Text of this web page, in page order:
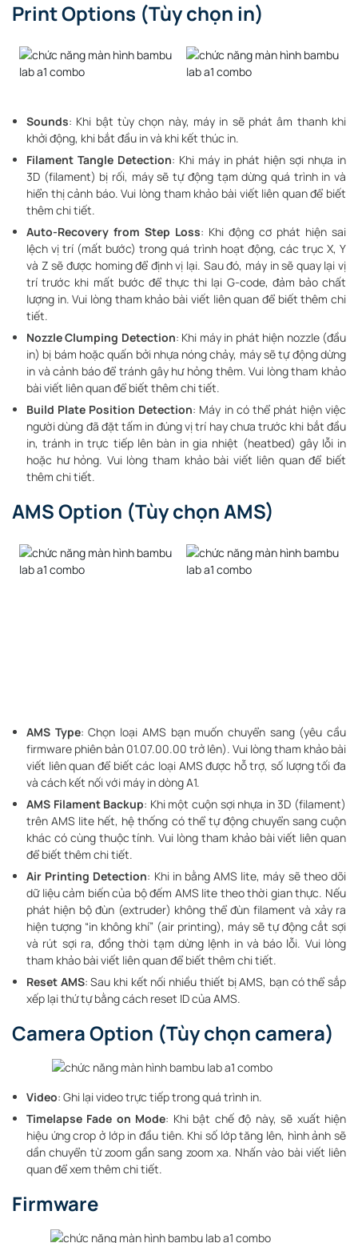
Print Options (Tùy chọn in)
Sounds: Khi bật tùy chọn này, máy in sẽ phát âm thanh khi
khởi động, khi bắt đầu in và khi kết thúc in.
Filament Tangle Detection: Khi máy in phát hiện sợi nhựa in
3D (filament) bị rối, máy sẽ tự động tạm dừng quá trình in và
hiển thị cảnh báo. Vui lòng tham khảo bài viết liên quan để biết
thêm chi tiết.
Auto-Recovery from Step Loss: Khi động cơ phát hiện sai
lệch vị trí (mất bước) trong quá trình hoạt động, các trục X, Y
và Z sẽ được homing để định vị lại. Sau đó, máy in sẽ quay lại vị
trí trước khi mất bước để thực thi lại G-code, đảm bảo chất
lượng in. Vui lòng tham khảo bài viết liên quan để biết thêm chi
tiết.
Nozzle Clumping Detection: Khi máy in phát hiện nozzle (đầu
in) bị bám hoặc quấn bởi nhựa nóng chảy, máy sẽ tự động dừng
in và cảnh báo để tránh gây hư hỏng thêm. Vui lòng tham khảo
bài viết liên quan để biết thêm chi tiết.
Build Plate Position Detection: Máy in có thể phát hiện việc
người dùng đã đặt tấm in đúng vị trí hay chưa trước khi bắt đầu
in, tránh in trực tiếp lên bàn in gia nhiệt (heatbed) gây lỗi in
hoặc hư hỏng. Vui lòng tham khảo bài viết liên quan để biết
thêm chi tiết.
AMS Option (Tùy chọn AMS)
AMS Type: Chọn loại AMS bạn muốn chuyển sang (yêu cầu
firmware phiên bản 01.07.00.00 trở lên). Vui lòng tham khảo bài
viết liên quan để biết các loại AMS được hỗ trợ, số lượng tối đa
và cách kết nối với máy in dòng A1.
AMS Filament Backup: Khi một cuộn sợi nhựa in 3D (filament)
trên AMS lite hết, hệ thống có thể tự động chuyển sang cuộn
khác có cùng thuộc tính. Vui lòng tham khảo bài viết liên quan
để biết thêm chi tiết.
Air Printing Detection: Khi in bằng AMS lite, máy sẽ theo dõi
dữ liệu cảm biến của bộ đếm AMS lite theo thời gian thực. Nếu
phát hiện bộ đùn (extruder) không thể đùn filament và xảy ra
hiện tượng “in không khí” (air printing), máy sẽ tự động cắt sợi
và rút sợi ra, đồng thời tạm dừng lệnh in và báo lỗi. Vui lòng
tham khảo bài viết liên quan để biết thêm chi tiết.
Reset AMS: Sau khi kết nối nhiều thiết bị AMS, bạn có thể sắp
xếp lại thứ tự bằng cách reset ID của AMS.
Camera Option (Tùy chọn camera)
Video: Ghi lại video trực tiếp trong quá trình in.
Timelapse Fade on Mode: Khi bật chế độ này, sẽ xuất hiện
hiệu ứng crop ở lớp in đầu tiên. Khi số lớp tăng lên, hình ảnh sẽ
dần chuyển từ zoom gần sang zoom xa. Nhấn vào bài viết liên
quan để xem thêm chi tiết.
Firmware